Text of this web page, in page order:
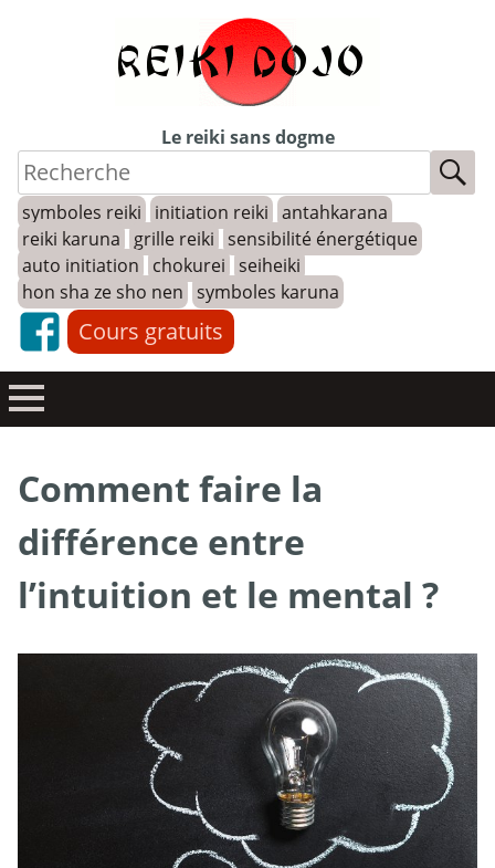
Le reiki sans dogme
symboles reiki initiation reiki antahkarana
reiki karuna
grille reiki sensibilité énergétique
auto initiation
chokurei seiheiki
hon sha ze sho nen symboles karuna
Cours gratuits
Comment faire la
différence entre
l’intuition et le mental ?